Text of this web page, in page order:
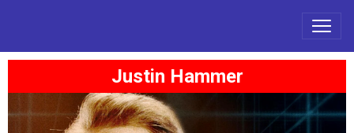
Justin Hammer